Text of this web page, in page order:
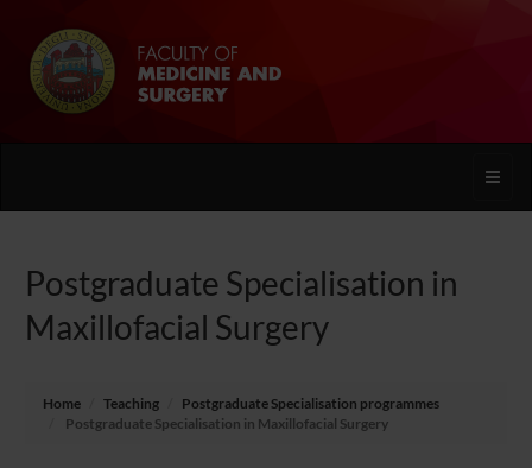
Toggle
Postgraduate Specialisation in
Maxillofacial Surgery
Home Teaching
Postgraduate Specialisation programmes
Postgraduate Specialisation in Maxillofacial Surgery